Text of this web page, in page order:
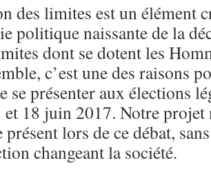
des limites est un élément
politique naissante de la
dont se dotent les
c’est une des raisons
se présenter aux élections
18 juin 2017. Notre projet
présent lors de ce débat,
changeant la société.